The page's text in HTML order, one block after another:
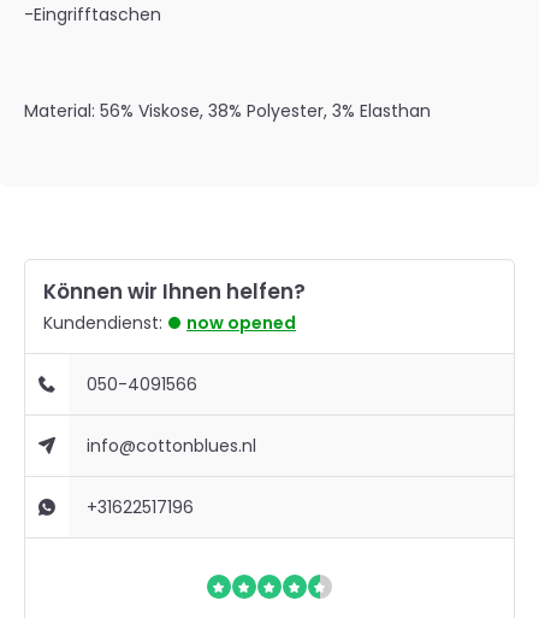
-Eingrifftaschen
Material: 56% Viskose, 38% Polyester, 3% Elasthan
Können wir Ihnen helfen?
Kundendienst: now opened
050-4091566
info@cottonblues.nl
+31622517196